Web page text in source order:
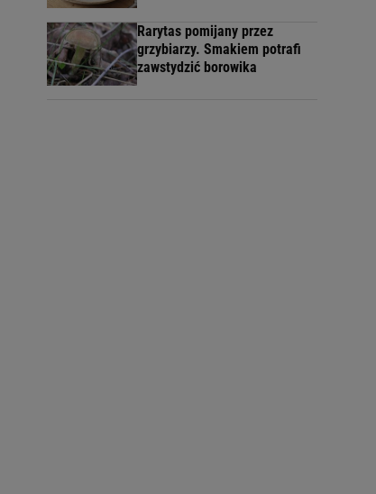
Rarytas pomijany przez
grzybiarzy. Smakiem potrafi
zawstydzić borowika